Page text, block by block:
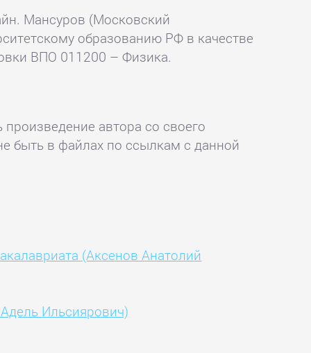
Мансуров (Московский
образованию РФ в качестве
ВПО 011200 – Физика.
автора со своего
быть в файлах по ссылкам с данной
(Аксенов Анатолий
Ильсиярович)